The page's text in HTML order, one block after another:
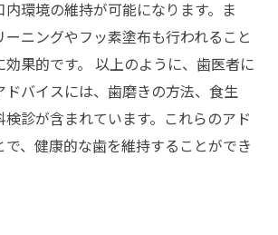
環境の維持が可能になります。ま
ーニングやフッ素塗布も行われること
果的です。 以上のように、歯医者に
ドバイスには、歯磨きの方法、食生
診が含まれています。これらのアド
、健康的な歯を維持することができ